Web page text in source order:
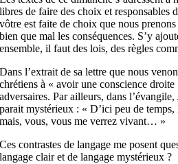
libres de faire des choix et responsables
vôtre est faite de choix que nous
bien que mal les conséquences. S’y
ensemble, il faut des lois, des règles
Dans l’extrait de sa lettre que nous
chrétiens à « avoir une conscience
adversaires. Par ailleurs, dans
parait mystérieux : « D’ici peu de
mais, vous, vous me verrez vivant… »
Ces contrastes de langage me posent
langage clair et de langage mystérieux ?